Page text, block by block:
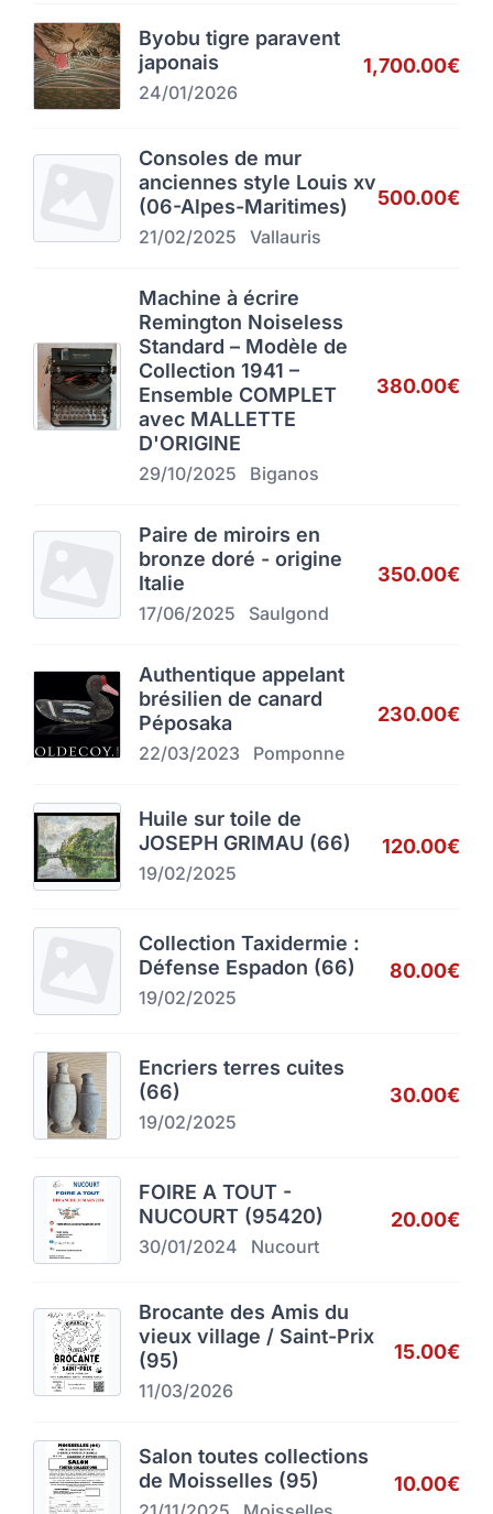
Byobu tigre paravent
japonais
24/01/2026
1,700.00€
Consoles de mur
anciennes style Louis xv
(06-Alpes-Maritimes)
21/02/2025 Vallauris
500.00€
Machine à écrire
Remington Noiseless
Standard – Modèle de
Collection 1941 –
Ensemble COMPLET
avec MALLETTE
D'ORIGINE
29/10/2025 Biganos
380.00€
Paire de miroirs en
bronze doré - origine
Italie
17/06/2025 Saulgond
350.00€
Authentique appelant
brésilien de canard
Péposaka
22/03/2023 Pomponne
230.00€
Huile sur toile de
JOSEPH GRIMAU (66)
19/02/2025
120.00€
Collection Taxidermie :
Défense Espadon (66)
19/02/2025
80.00€
Encriers terres cuites
(66)
19/02/2025
30.00€
FOIRE A TOUT -
NUCOURT (95420)
30/01/2024 Nucourt
20.00€
Brocante des Amis du
vieux village / Saint-Prix
(95)
11/03/2026
15.00€
Salon toutes collections
de Moisselles (95)
10.00€